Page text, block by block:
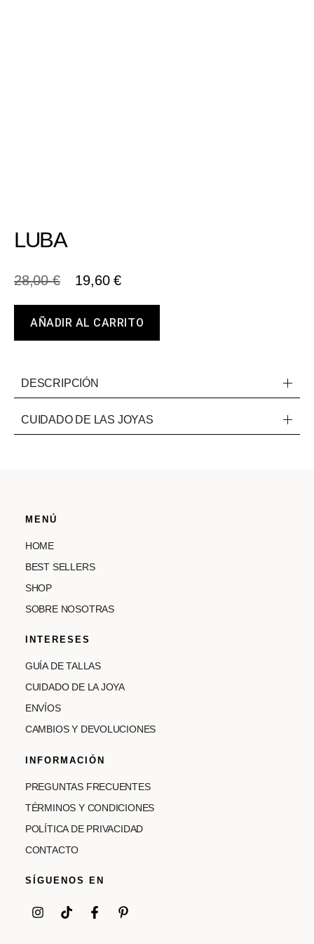
LUBA
28,00€ 19,60€
AÑADIR AL CARRITO
DESCRIPCIÓN
CUIDADO DE LAS JOYAS
MENÚ
HOME
BEST SELLERS
SHOP
SOBRE NOSOTRAS
INTERESES
GUÍA DE TALLAS
CUIDADO DE LA JOYA
ENVÍOS
CAMBIOS Y DEVOLUCIONES
INFORMACIÓN
PREGUNTAS FRECUENTES
TÉRMINOS Y CONDICIONES
POLÍTICA DE PRIVACIDAD
CONTACTO
SÍGUENOS EN